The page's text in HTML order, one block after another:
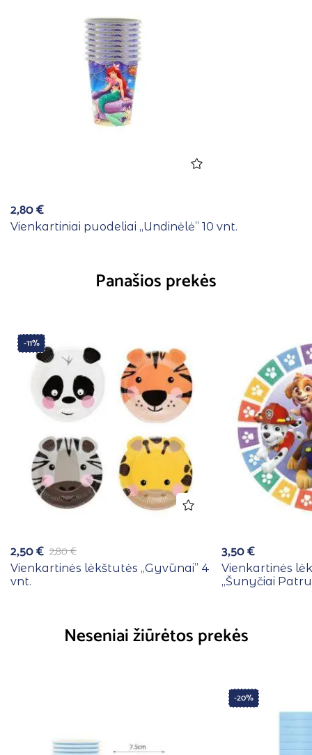
2,80€
Vienkartiniai puodeliai ,,Undinėlė” 10 vnt.
Panašios prekės
-11%
2,80€
2,50€
Vienkartinės lėkštutės ,,Gyvūnai” 4
vnt.
3,50€
Vienkartinės
,,Šunyčiai
Neseniai žiūrėtos prekės
-20%